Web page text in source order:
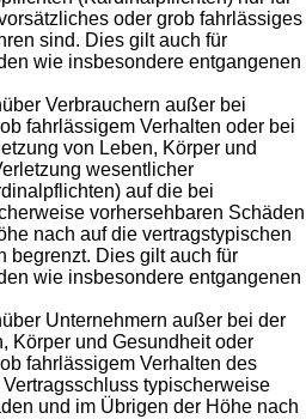
oder grob fahrlässiges
sind. Dies gilt auch für
wie insbesondere entgangenen
Verbrauchern außer bei
fahrlässigem Verhalten oder bei
von Leben, Körper und
wesentlicher
auf die bei
vorhersehbaren Schäden
nach auf die vertragstypischen
begrenzt. Dies gilt auch für
wie insbesondere entgangenen
Unternehmern außer bei der
Körper und Gesundheit oder
fahrlässigem Verhalten des
typischerweise
und im Übrigen der Höhe nach